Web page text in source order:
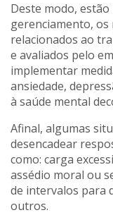
Deste modo,
gerenciamento, os
relacionados ao
e avaliados pelo
implementar
ansiedade,
à saúde mental
Afinal, algumas
desencadear
como: carga
assédio moral ou
de intervalos para
outros.